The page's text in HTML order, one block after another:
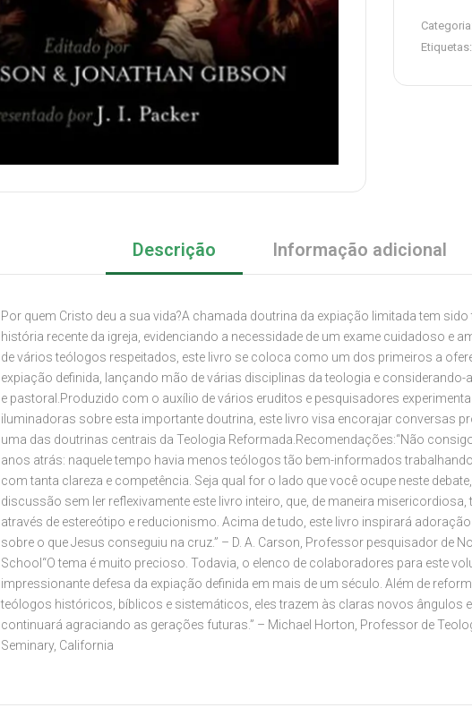
Categoria:
Etiquetas:
Descrição Informação adicional
Por quem Cristo deu a sua vida?A chamada doutrina da expiação limitada tem
história recente da igreja, evidenciando a necessidade de um exame cuidadoso e
de vários teólogos respeitados, este livro se coloca como um dos primeiros a
expiação definida, lançando mão de várias disciplinas da teologia e
e pastoral.Produzido com o auxílio de vários eruditos e pesquisadores
iluminadoras sobre esta importante doutrina, este livro visa encorajar conversas
uma das doutrinas centrais da Teologia Reformada.Recomendações:“Não
anos atrás: naquele tempo havia menos teólogos tão bem-informados
com tanta clareza e competência. Seja qual for o lado que você ocupe neste
discussão sem ler reflexivamente este livro inteiro, que, de maneira
através de estereótipo e reducionismo. Acima de tudo, este livro inspirará
sobre o que Jesus conseguiu na cruz.” – D. A. Carson, Professor pesquisador de
School“O tema é muito precioso. Todavia, o elenco de colaboradores para este
impressionante defesa da expiação definida em mais de um século. Além de
teólogos históricos, bíblicos e sistemáticos, eles trazem às claras novos ângulos
continuará agraciando as gerações futuras.” – Michael Horton, Professor de
Seminary, California